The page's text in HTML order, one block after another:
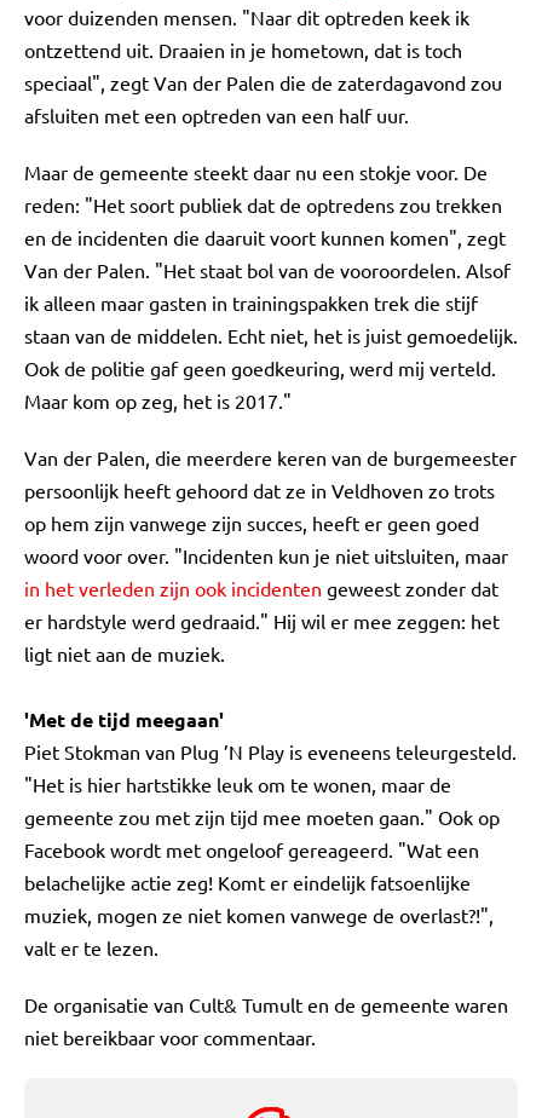
voor duizenden mensen. "Naar dit optreden keek ik
ontzettend uit. Draaien in je hometown, dat is toch
speciaal", zegt Van der Palen die de zaterdagavond zou
afsluiten met een optreden van een half uur.
Maar de gemeente steekt daar nu een stokje voor. De
reden: "Het soort publiek dat de optredens zou trekken
en de incidenten die daaruit voort kunnen komen", zegt
Van der Palen. "Het staat bol van de vooroordelen. Alsof
ik alleen maar gasten in trainingspakken trek die stijf
staan van de middelen. Echt niet, het is juist gemoedelijk.
Ook de politie gaf geen goedkeuring, werd mij verteld.
Maar kom op zeg, het is 2017."
Van der Palen, die meerdere keren van de burgemeester
persoonlijk heeft gehoord dat ze in Veldhoven zo trots
op hem zijn vanwege zijn succes, heeft er geen goed
woord voor over. "Incidenten kun je niet uitsluiten, maar
in het verleden zijn ook incidenten geweest zonder dat
er hardstyle werd gedraaid." Hij wil er mee zeggen: het
ligt niet aan de muziek.
'Met de tijd meegaan'
Piet Stokman van Plug ’N Play is eveneens teleurgesteld.
"Het is hier hartstikke leuk om te wonen, maar de
gemeente zou met zijn tijd mee moeten gaan." Ook op
Facebook wordt met ongeloof gereageerd. "Wat een
belachelijke actie zeg! Komt er eindelijk fatsoenlijke
muziek, mogen ze niet komen vanwege de overlast?!",
valt er te lezen.
De organisatie van Cult& Tumult en de gemeente waren
niet bereikbaar voor commentaar.